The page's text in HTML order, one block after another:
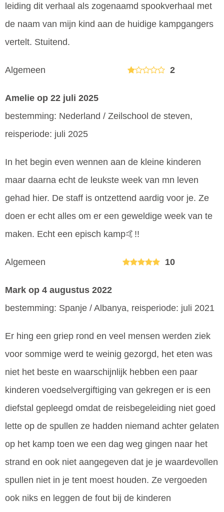
leiding dit verhaal als zogenaamd spookverhaal met
de naam van mijn kind aan de huidige kampgangers
vertelt. Stuitend.
Algemeen 2
Amelie op 22 juli 2025
bestemming: Nederland / Zeilschool de steven,
reisperiode: juli 2025
In het begin even wennen aan de kleine kinderen
maar daarna echt de leukste week van mn leven
gehad hier. De staff is ontzettend aardig voor je. Ze
doen er echt alles om er een geweldige week van te
maken. Echt een episch kamp🤙!!
Algemeen 10
Mark op 4 augustus 2022
bestemming: Spanje / Albanya, reisperiode: juli 2021
Er hing een griep rond en veel mensen werden ziek
voor sommige werd te weinig gezorgd, het eten was
niet het beste en waarschijnlijk hebben een paar
kinderen voedselvergiftiging van gekregen er is een
diefstal gepleegd omdat de reisbegeleiding niet goed
lette op de spullen ze hadden niemand achter gelaten
op het kamp toen we een dag weg gingen naar het
strand en ook niet aangegeven dat je je waardevollen
spullen niet in je tent moest houden. Ze vergoeden
ook niks en leggen de fout bij de kinderen